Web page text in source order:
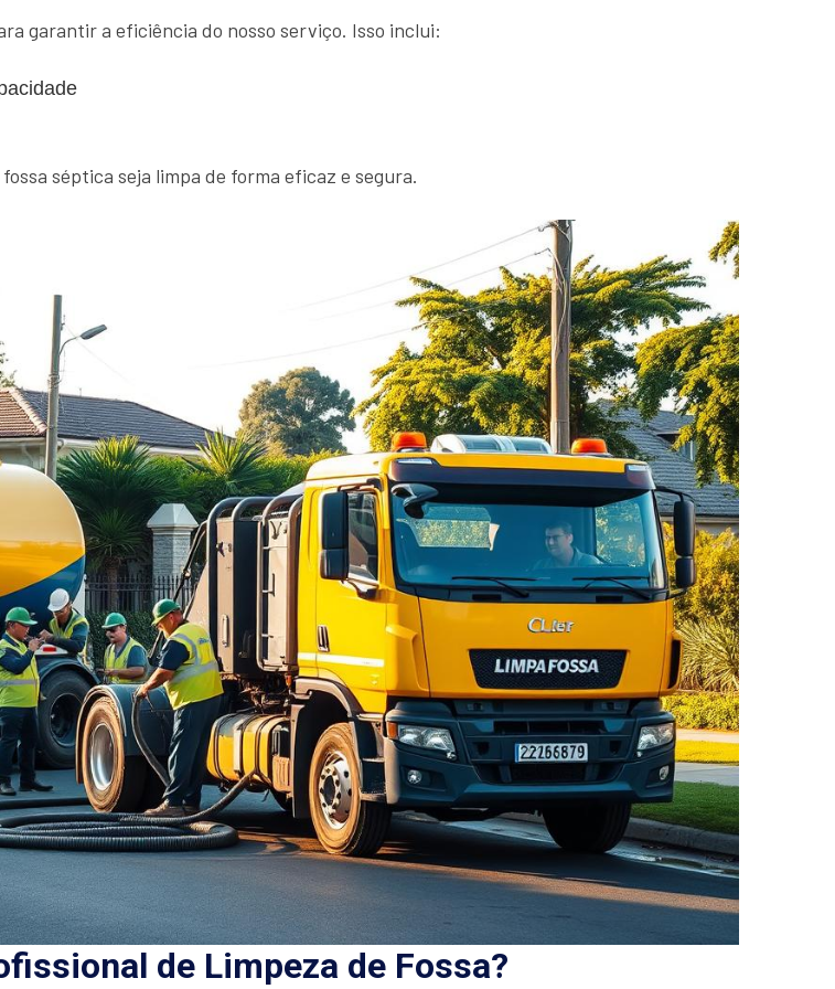
garantir a eficiência do nosso serviço. Isso inclui:
séptica seja limpa de forma eficaz e segura.
de Limpeza de Fossa?